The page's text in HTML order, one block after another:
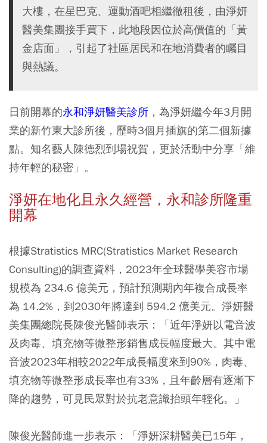
大樓，在星巴克、運動酒吧相繼徹租後，由淨妍
醫美集團接手買下，此地段因位於高價值的「黃
金店面」，引起了社區居民和在地消費者的矚目
與熱議。
日前開幕的永和淨妍醫美診所 ，為淨妍繼今年3月開
業的新竹東大診所後，歷時3個月插旗的第二個新據
點。知名藝人陳德烈到場祝賀，更於活動中分享「維
持年輕的秘密」。
淨妍在地化且永久經營，永和診所隆重
開幕
根據Stratistics MRC(Stratistics Market Research
Consulting)的調查資料，2023年全球醫學美容市場
規模為 234.6 億美元，預計預測期內年複合成長率
為 14.2%，到2030年將達到 594.2 億美元。淨妍醫
美集團總院長陳俊光醫師表示：「近年淨妍以電音波
及肉毒、填充物等微整形銷售成長幅度最大。其中電
音波2023年相較2022年成長幅度來到90%，肉毒、
填充物等微整形成長率也有33%，且年齡層有逐漸下
降的趨勢，可見民眾對於抗老意識抬頭年輕化。」
陳俊光醫師進一步表示：「淨妍深耕醫美已15年，